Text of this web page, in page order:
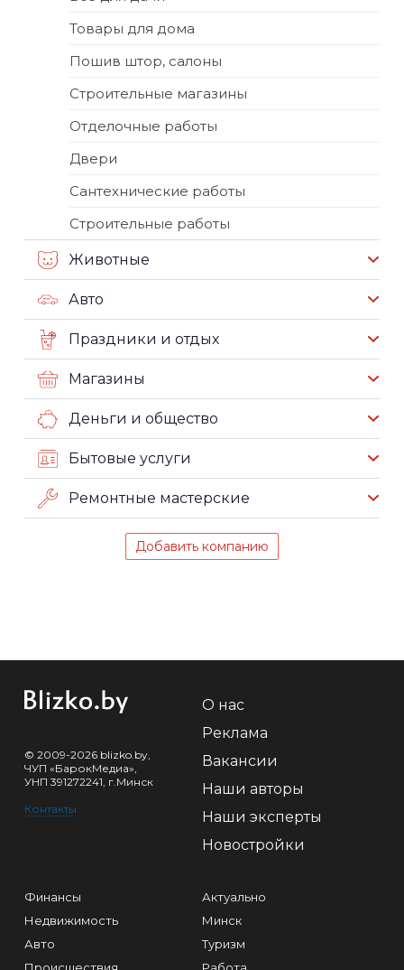
Товары для дома
Пошив штор, салоны
Строительные магазины
Отделочные работы
Двери
Сантехнические работы
Строительные работы
Животные
Авто
Праздники и отдых
Магазины
Деньги и общество
Бытовые услуги
Ремонтные мастерские
Добавить компанию
© 2009-2026 blizko.by,
ЧУП «БарокМедиа»,
УНП 391272241, г.Минск
Контакты
О нас
Реклама
Вакансии
Наши авторы
Наши эксперты
Новостройки
Финансы
Недвижимость
Авто
Актуально
Минск
Туризм